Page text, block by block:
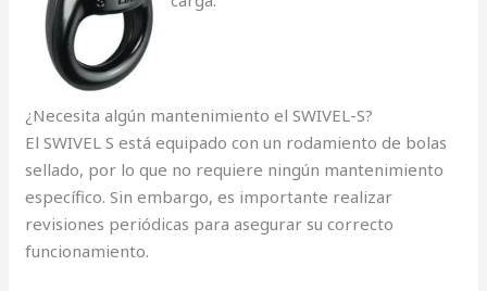
¿Necesita algún mantenimiento el SWIVEL-S?
El SWIVEL S está equipado con un rodamiento de bolas
sellado, por lo que no requiere ningún mantenimiento
específico. Sin embargo, es importante realizar
revisiones periódicas para asegurar su correcto
funcionamiento.